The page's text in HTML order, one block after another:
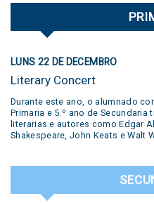
LUNS 22 DE DECEMBRO
Literary Concert
Durante este ano, o alumnado
Primaria e 5.º ano de
literarias e autores como Edgar
Shakespeare, John Keats e Walt
poemas, podcasts, salas de
estas propostas formaron parte
nosos alumnos. Unha